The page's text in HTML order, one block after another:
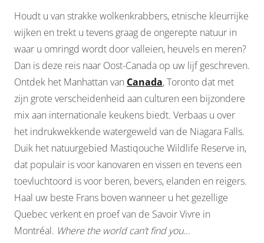
Houdt u van strakke wolkenkrabbers, etnische kleurrijke
wijken en trekt u tevens graag de ongerepte natuur in
waar u omringd wordt door valleien, heuvels en meren?
Dan is deze reis naar Oost-Canada op uw lijf geschreven.
Ontdek het Manhattan van Canada, Toronto dat met
zijn grote verscheidenheid aan culturen een bijzondere
mix aan internationale keukens biedt. Verbaas u over
het indrukwekkende watergeweld van de Niagara Falls.
Duik het natuurgebied Mastiqouche Wildlife Reserve in,
dat populair is voor kanovaren en vissen en tevens een
toevluchtoord is voor beren, bevers, elanden en reigers.
Haal uw beste Frans boven wanneer u het gezellige
Quebec verkent en proef van de Savoir Vivre in
Montréal. Where the world can’t find you…